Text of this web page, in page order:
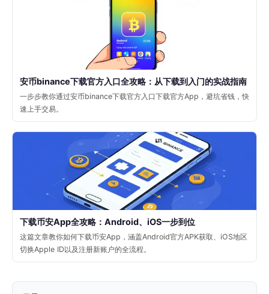
安币binance下载官方入口全攻略：从下载到入门的实战指南
一步步教你通过安币binance下载官方入口下载官方App，避坑省钱，快
速上手交易。
下载币安App全攻略：Android、iOS一步到位
这篇文章教你如何下载币安App，涵盖Android官方APK获取、iOS地区
切换Apple ID以及注册新账户的全流程。